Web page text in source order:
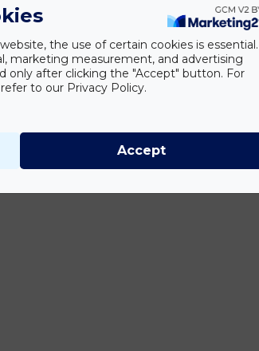
the use of certain cookies is essential.
marketing measurement, and advertising
only after clicking the "Accept" button. For
to our Privacy Policy.
Accept